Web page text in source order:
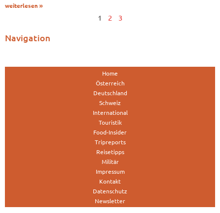
weiterlesen »
1 2 3
Navigation
Home
Österreich
Deutschland
Schweiz
International
Touristik
Food-Insider
Tripreports
Reisetipps
Militär
Impressum
Kontakt
Datenschutz
Newsletter